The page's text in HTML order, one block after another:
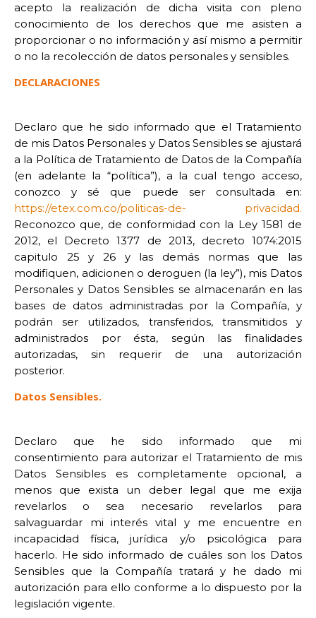
acepto la realización de dicha visita con pleno
conocimiento de los derechos que me asisten a
proporcionar o no información y así mismo a permitir
o no la recolección de datos personales y sensibles.
DECLARACIONES
Declaro que he sido informado que el Tratamiento
de mis Datos Personales y Datos Sensibles se ajustará
a la Política de Tratamiento de Datos de la Compañía
(en adelante la “política”), a la cual tengo acceso,
conozco y sé que puede ser consultada en:
https://etex.com.co/politicas-de-
privacidad.
Reconozco que, de conformidad con la Ley 1581 de
2012, el Decreto 1377 de 2013, decreto 1074:2015
capitulo 25 y 26 y las demás normas que las
modifiquen, adicionen o deroguen (la ley”), mis Datos
Personales y Datos Sensibles se almacenarán en las
bases de datos administradas por la Compañía, y
podrán ser utilizados, transferidos, transmitidos y
administrados por ésta, según las finalidades
autorizadas, sin requerir de una autorización
posterior.
Datos Sensibles.
Declaro que he sido informado que mi
consentimiento para autorizar el Tratamiento de mis
Datos Sensibles es completamente opcional, a
menos que exista un deber legal que me exija
revelarlos o sea necesario revelarlos para
salvaguardar mi interés vital y me encuentre en
incapacidad física, jurídica y/o psicológica para
hacerlo. He sido informado de cuáles son los Datos
Sensibles que la Compañía tratará y he dado mi
autorización para ello conforme a lo dispuesto por la
legislación vigente.